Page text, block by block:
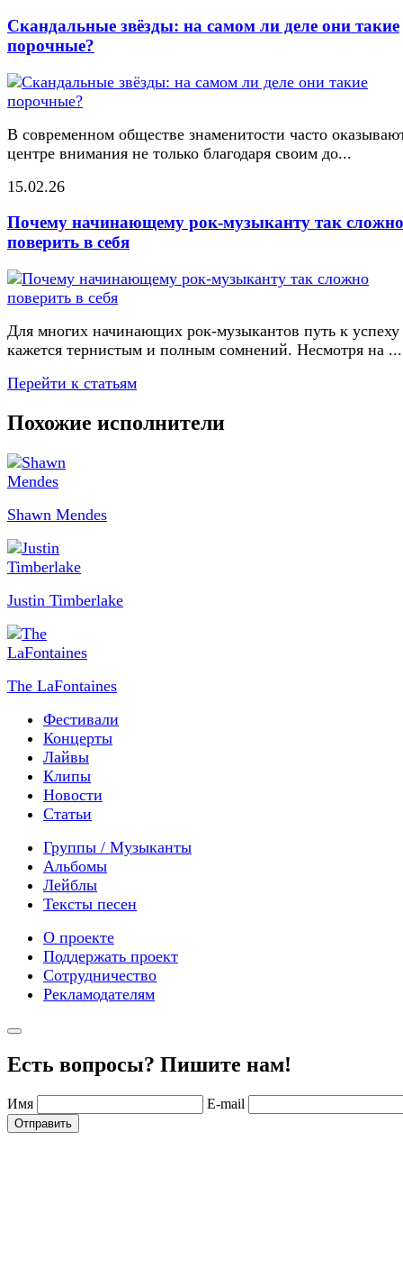
Скандальные звёзды: на самом ли деле они такие
порочные?
В современном обществе знаменитости часто
центре внимания не только благодаря своим до...
15.02.26
Почему начинающему рок-музыканту так сложно
поверить в себя
Для многих начинающих рок-музыкантов путь к успеху
кажется тернистым и полным сомнений. Несмотря на ...
Перейти к статьям
Похожие исполнители
Shawn Mendes
Justin Timberlake
The LaFontaines
Фестивали
Концерты
Лайвы
Клипы
Новости
Статьи
Группы / Музыканты
Альбомы
Лейблы
Тексты песен
О проекте
Поддержать проект
Сотрудничество
Рекламодателям
Есть вопросы? Пишите нам!
Имя E-mail